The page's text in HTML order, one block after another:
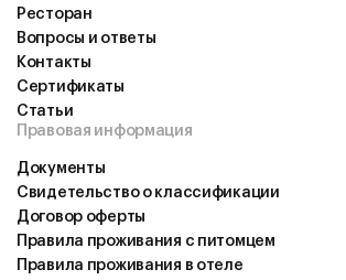
Ресторан
Вопросы и ответы
Контакты
Cертификаты
Статьи
Правовая информация
Документы
Свидетельство о классификации
Договор оферты
Правила проживания с питомцем
Правила проживания в отеле